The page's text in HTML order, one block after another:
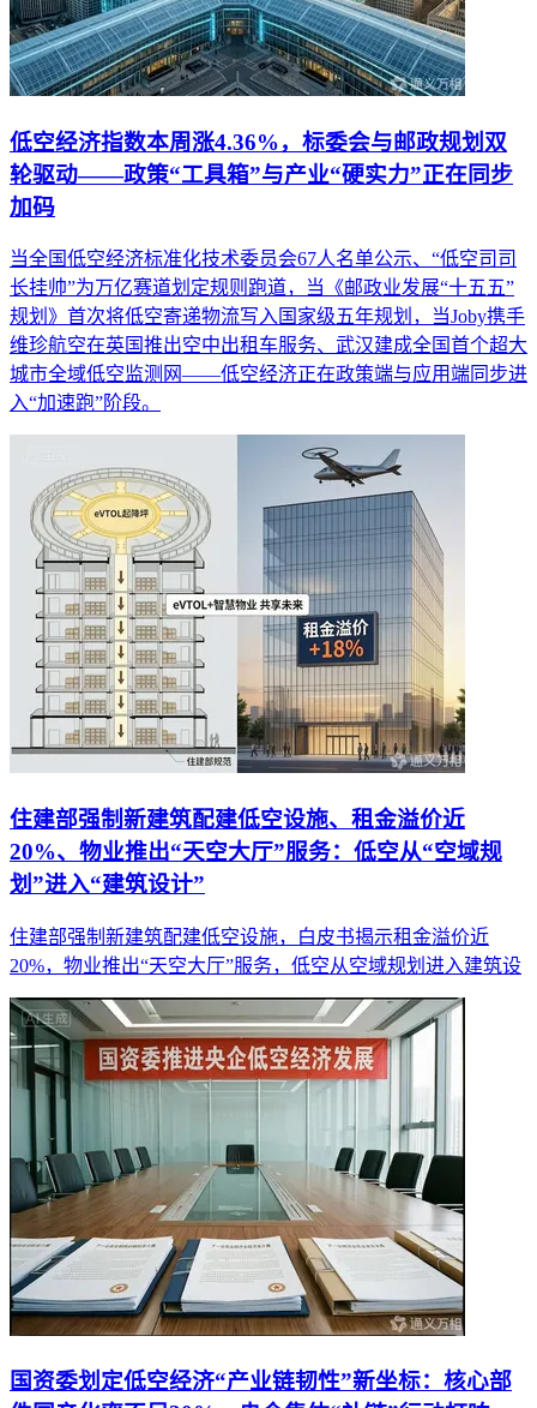
低空经济指数本周涨4.36%，标委会与邮政规划双
轮驱动——政策“工具箱”与产业“硬实力”正在同步
加码
当全国低空经济标准化技术委员会67人名单公示、“低空司司
长挂帅”为万亿赛道划定规则跑道，当《邮政业发展“十五五”
规划》首次将低空寄递物流写入国家级五年规划，当Joby携手
维珍航空在英国推出空中出租车服务、武汉建成全国首个超大
城市全域低空监测网——低空经济正在政策端与应用端同步进
入“加速跑”阶段。
住建部强制新建筑配建低空设施、租金溢价近
20%、物业推出“天空大厅”服务：低空从“空域规
划”进入“建筑设计”
住建部强制新建筑配建低空设施，白皮书揭示租金溢价近
20%，物业推出“天空大厅”服务，低空从空域规划进入建筑设
国资委划定低空经济“产业链韧性”新坐标：核心部